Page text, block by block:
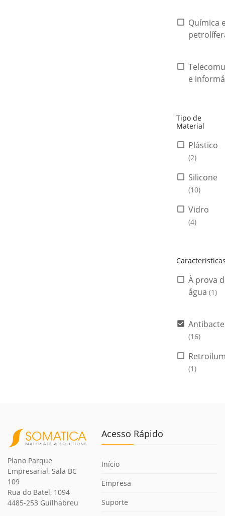
Química
e
Tipo de
Material
Plástico
(2)
Silicone
(10)
Vidro
(4)
À prova
água (1)
(16)
(1)
Plano Parque
Empresarial, Sala BC
109
Rua do Batel, 1094
4485-253 Guilhabreu
Acesso Rápido
Início
Empresa
Suporte